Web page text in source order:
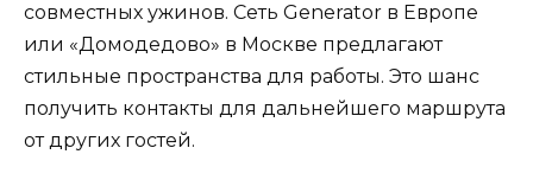
совместных ужинов. Сеть Generator в Европе
или «Домодедово» в Москве предлагают
стильные пространства для работы. Это шанс
получить контакты для дальнейшего маршрута
от других гостей.